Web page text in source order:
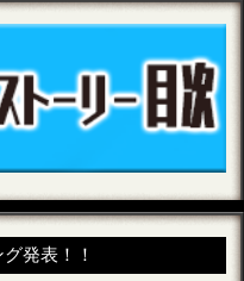
発表！！